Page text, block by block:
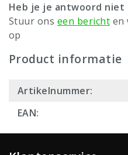
Heb je je antwoord niet
Stuur ons een bericht en
op
Product informatie
Artikelnummer:
EAN: